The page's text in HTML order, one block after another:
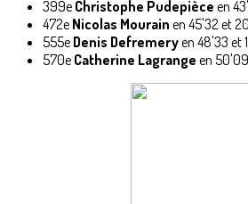
399e Christophe Pudepièce en
472e Nicolas Mourain en 45'32 et
555e Denis Defremeryen 48'33 et
570e Catherine Lagrange en